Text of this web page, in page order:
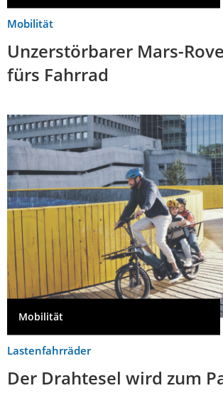
Mobilität
Unzerstörbarer Mars-
fürs Fahrrad
Mobilität
Lastenfahrräder
Der Drahtesel wird zum